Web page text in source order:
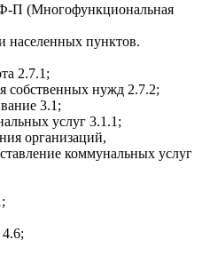
П (Многофункциональная
населенных пунктов.
2.7.1;
собственных нужд 2.7.2;
3.1;
услуг 3.1.1;
организаций,
коммунальных услуг